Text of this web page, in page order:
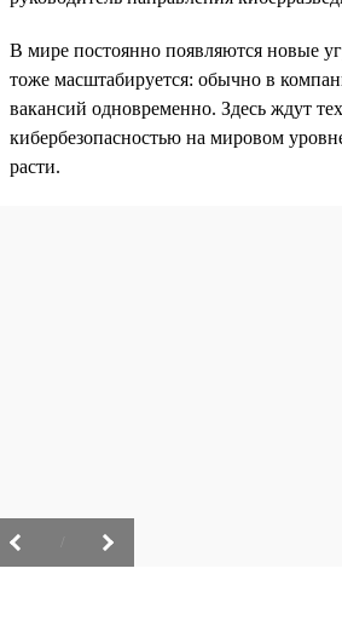
В мире постоянно появляются новые
тоже масштабируется: обычно в
вакансий одновременно. Здесь ждут
кибербезопасностью на мировом
расти.